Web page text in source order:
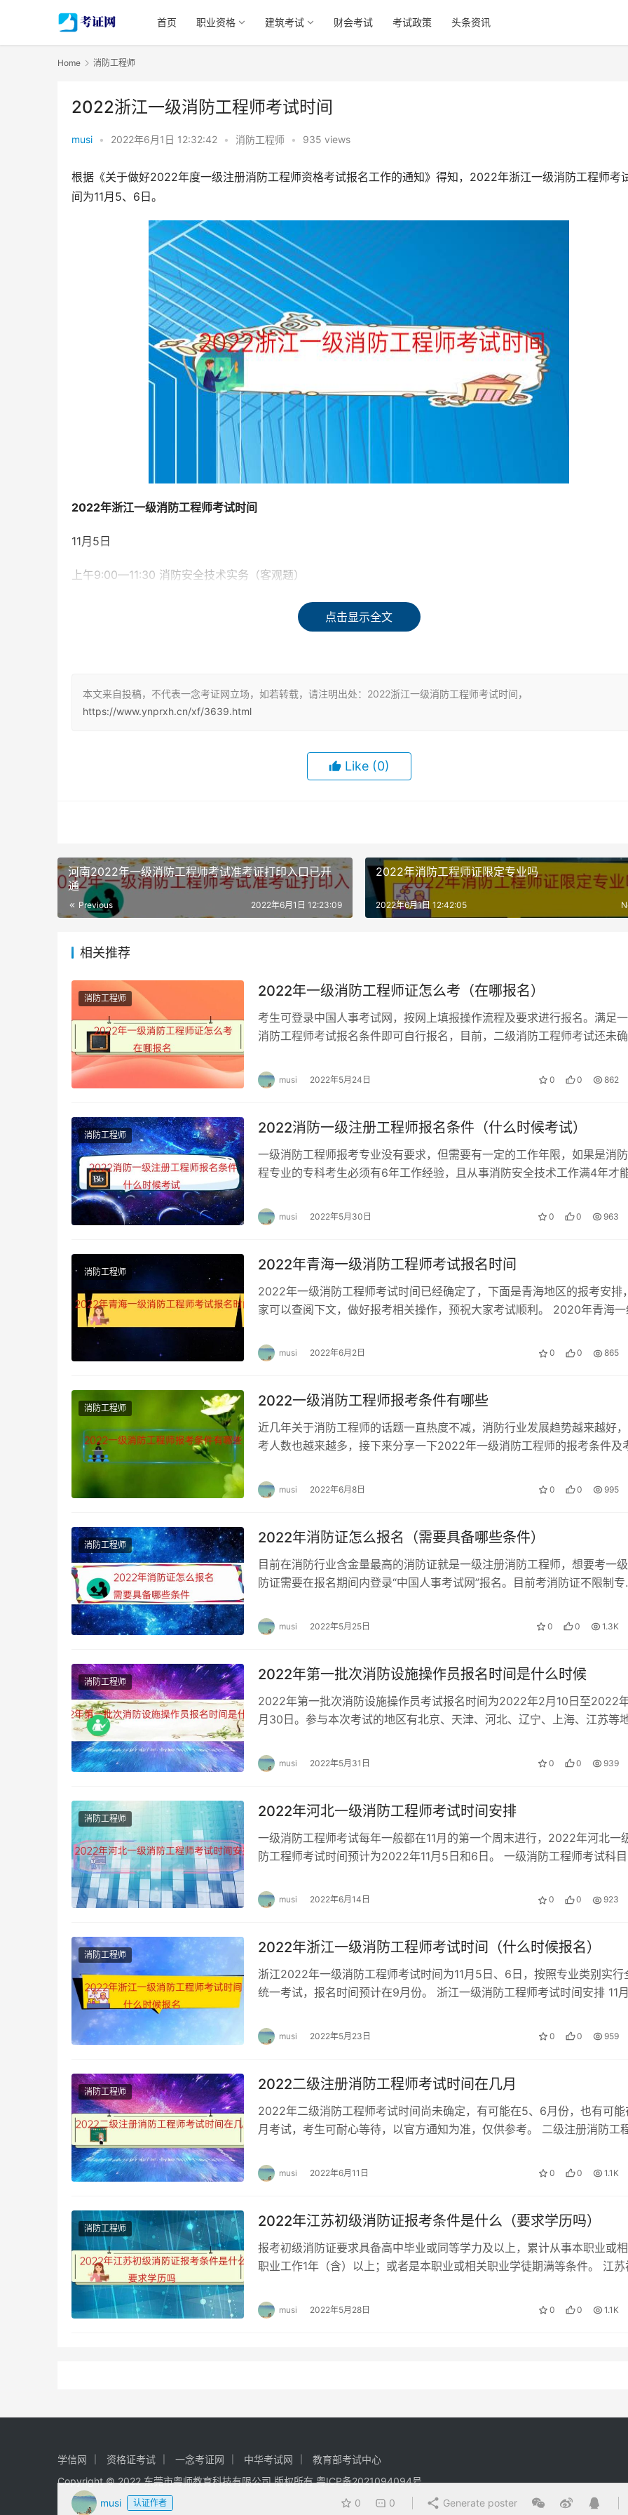
首页 职业资格 建筑考试 财会考试 考试政策 头条资讯
Home 消防工程师
2022浙江一级消防工程师考试时间
musi • 2022年6月1日 12:32:42 • 消防工程师 • 935 views
根据《关于做好2022年度一级注册消防工程师资格考试报名工作的通知》得知，2022年浙江一级消防工程师考
间为11月5、6日。
2022年浙江一级消防工程师考试时间
11月5日
上午9:00—11:30 消防安全技术实务（客观题）
下午14:00—16:30 消防安全技术综合能力（客观题）
一级注册消防工程师资格考试《消防安全技术实务》、《消防安全技术综合能力》和《消防安全案例分析》3个科
一级消防工程师报考注意事项
一级消防工程师报考条件中的工作年限，是指报名人员取得规定学历前后工作时间的总和，其截止日期为当年年
要求。具体根据个人工作年限情况。
消防工程师的一个比较特别的变化是，对技术实务的考查越来越多，也越来越明显。但是，案例分析考试的情况正
相反，变得简单了。
在过去的几年里，很多考生可以通过考试，是因为技术实务和综合能力的考查比较简单。但是，这也导致了大多数
生只通过了这两门考试，唯独卡在案例分析这一门考试上，导致取得消防工程师证书的人员不多。
点击显示全文
本文来自投稿，不代表一念考证网立场，如若转载，请注明出处：2022浙江一级消防工程师考试时间，
https://www.ynprxh.cn/xf/3639.html
Like (0)
musi 认证作者 0 0 Generate poster
河南2022年一级消防工程师考试准考证打印入口已开
通
Previous 2022年6月1日 12:23:09
2022年消防工程师证限定专业吗
2022年6月1日 12:42:05
相关推荐
消防工程师 2022年一级消防工程师证怎么考（在哪报名）
考生可登录中国人事考试网，按网上填报操作流程及要求进行报名。满足
消防工程师考试报名条件即可自行报名，目前，二级消防工程师考试还未确
musi 2022年5月24日 0 0 862
消防工程师 2022消防一级注册工程师报名条件（什么时候考试）
一级消防工程师报考专业没有要求，但需要有一定的工作年限，如果是消
程专业的专科考生必须有6年工作经验，且从事消防安全技术工作满4年才
musi 2022年5月30日 0 0 963
消防工程师 2022年青海一级消防工程师考试报名时间
2022年一级消防工程师考试时间已经确定了，下面是青海地区的报考安排
家可以查阅下文，做好报考相关操作，预祝大家考试顺利。 2020年青海一
musi 2022年6月2日 0 0 865
消防工程师 2022一级消防工程师报考条件有哪些
近几年关于消防工程师的话题一直热度不减，消防行业发展趋势越来越好
考人数也越来越多，接下来分享一下2022年一级消防工程师的报考条件及
musi 2022年6月8日 0 0 995
消防工程师 2022年消防证怎么报名（需要具备哪些条件）
目前在消防行业含金量最高的消防证就是一级注册消防工程师，想要考一
防证需要在报名期间内登录“中国人事考试网”报名。目前考消防证不限制专
musi 2022年5月25日 0 0 1.3K
消防工程师 2022年第一批次消防设施操作员报名时间是什么时候
2022年第一批次消防设施操作员考试报名时间为2022年2月10日至2022
月30日。参与本次考试的地区有北京、天津、河北、辽宁、上海、江苏等
musi 2022年5月31日 0 0 939
消防工程师 2022年河北一级消防工程师考试时间安排
一级消防工程师考试每年一般都在11月的第一个周末进行，2022年河北一
防工程师考试时间预计为2022年11月5日和6日。 一级消防工程师考试科目
musi 2022年6月14日 0 0 923
消防工程师 2022年浙江一级消防工程师考试时间（什么时候报名）
浙江2022年一级消防工程师考试时间为11月5日、6日，按照专业类别实行
统一考试，报名时间预计在9月份。 浙江一级消防工程师考试时间安排 11
musi 2022年5月23日 0 0 959
消防工程师 2022二级注册消防工程师考试时间在几月
2022年二级消防工程师考试时间尚未确定，有可能在5、6月份，也有可能
月考试，考生可耐心等待，以官方通知为准，仅供参考。 二级注册消防工
musi 2022年6月11日 0 0 1.1K
消防工程师 2022年江苏初级消防证报考条件是什么（要求学历吗）
报考初级消防证要求具备高中毕业或同等学力及以上，累计从事本职业或
职业工作1年（含）以上；或者是本职业或相关职业学徒期满等条件。 江苏
musi 2022年5月28日 0 0 1.1K
学信网 资格证考试 一念考证网 中华考试网
教育部考试中心
Copyright © 2022 东莞市粤师教育科技有限公司 版权所有粤ICP备2021094094号